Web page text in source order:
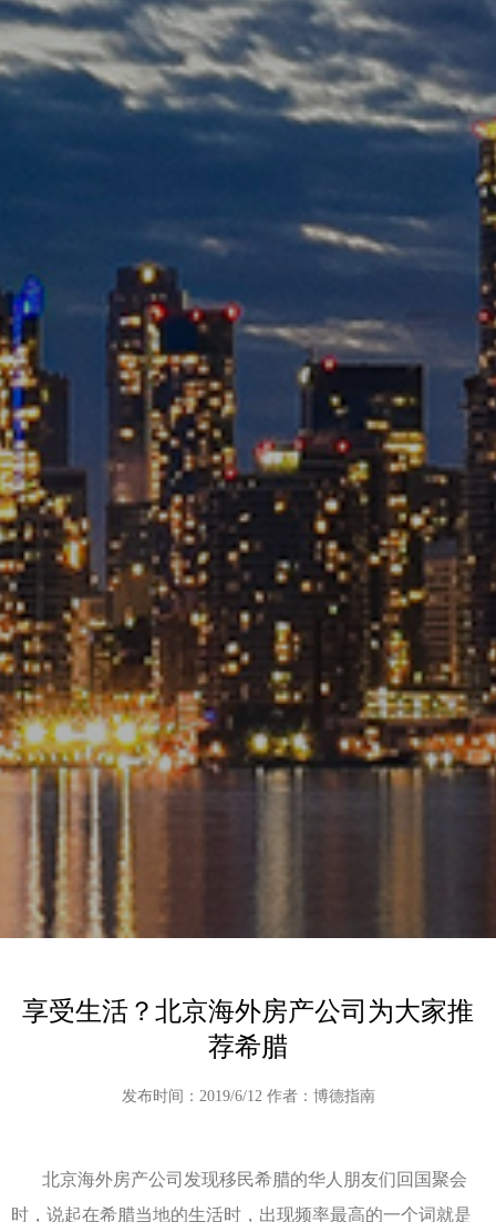
享受生活？北京海外房产公司为大家推
荐希腊
发布时间：2019/6/12 作者：博德指南
北京海外房产公司发现移民希腊的华人朋友们回国聚会
时，说起在希腊当地的生活时，出现频率最高的一个词就是